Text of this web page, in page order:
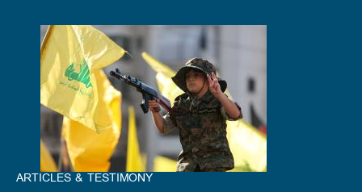
ARTICLES & TESTIMONY